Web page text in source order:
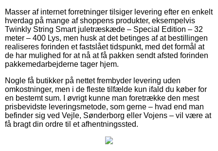
Masser af internet forretninger tilsiger levering efter en enkelt
hverdag på mange af shoppens produkter, eksempelvis
Twinkly String Smart juletræskæde – Special Edition – 32
meter – 400 Lys, men husk at det betinges af at bestillingen
realiseres forinden et fastslået tidspunkt, med det formål at
de har mulighed for at nå at få pakken sendt afsted forinden
pakkemedarbejderne tager hjem.
Nogle få butikker på nettet frembyder levering uden
omkostninger, men i de fleste tilfælde kun ifald du køber for
en bestemt sum. I øvrigt kunne man foretrække den mest
prisbevidste leveringsmetode, som gerne – hvad end man
befinder sig ved Vejle, Sønderborg eller Vojens – vil være at
få bragt din ordre til et afhentningssted.